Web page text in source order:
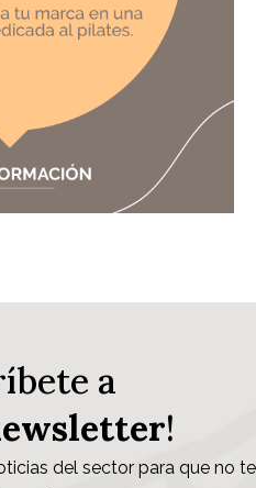
a
!
del sector para que no te